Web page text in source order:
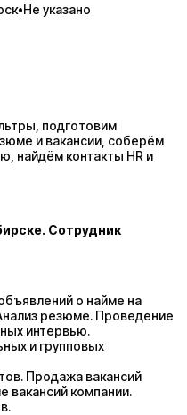
•Не указано
подготовим
и вакансии, соберём
найдём контакты HR и
Сотрудник
о найме на
резюме. Проведение
интервью.
и групповых
Продажа вакансий
вакансий компании.